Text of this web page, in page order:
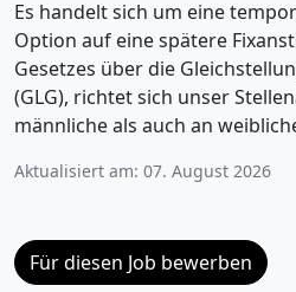
Es handelt sich um eine
Option auf eine spätere
Gesetzes über die
(GLG), richtet sich unser
männliche als auch an
Aktualisiert am: 07. August 2026
Für diesen Job bewerben